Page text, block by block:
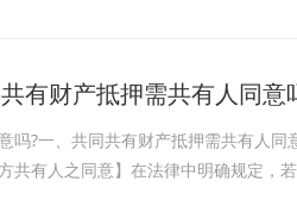
有财产抵押需共有人同意
吗?一、共同共有财产抵押需共有人
共有人之同意】在法律中明确规定，